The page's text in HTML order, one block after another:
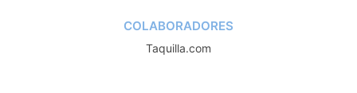
COLABORADORES
Taquilla.com